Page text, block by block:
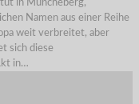
in Müncheberg,
Namen aus einer Reihe
weit verbreitet, aber
sich diese
in…